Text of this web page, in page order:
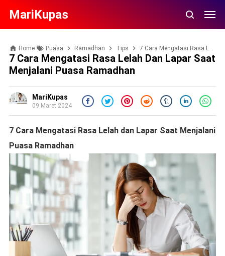
MariKupas
Home Puasa Ramadhan Tips 7 Cara Mengatasi Rasa Lelah dan Lapar Saat Menjalani Puasa Ramadhan
7 Cara Mengatasi Rasa Lelah Dan Lapar Saat
Menjalani Puasa Ramadhan
MariKupas
09 Maret 2024
7 Cara Mengatasi Rasa Lelah dan Lapar Saat Menjalani
Puasa Ramadhan